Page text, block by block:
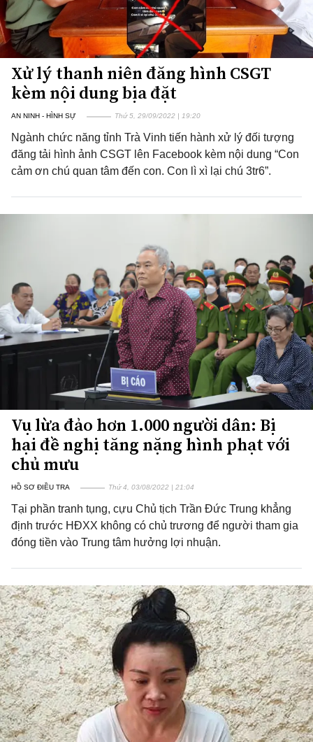
Xử lý thanh niên đăng hình CSGT
kèm nội dung bịa đặt
AN NINH - HÌNH SỰ Thứ 5, 29/09/2022 | 19:20
Ngành chức năng tỉnh Trà Vinh tiến hành xử lý đối tượng
đăng tải hình ảnh CSGT lên Facebook kèm nội dung “Con
cảm ơn chú quan tâm đến con. Con lì xì lại chú 3tr6”.
Vụ lừa đảo hơn 1.000 người dân: Bị
hại đề nghị tăng nặng hình phạt với
chủ mưu
HỒ SƠ ĐIỀU TRA Thứ 4, 03/08/2022 | 21:04
Tại phần tranh tụng, cựu Chủ tịch Trần Đức Trung khẳng
định trước HĐXX không có chủ trương để người tham gia
đóng tiền vào Trung tâm hưởng lợi nhuận.